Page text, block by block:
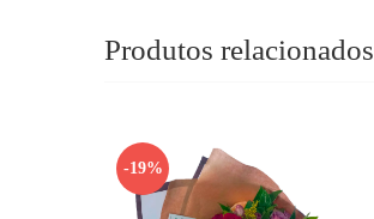
Produtos relacionados
-19%